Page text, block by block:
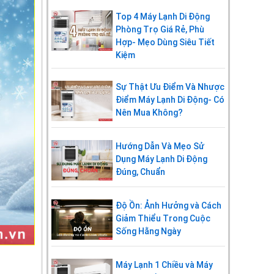
Top 4 Máy Lạnh Di Động
Phòng Trọ Giá Rẻ, Phù
Hợp- Mẹo Dùng Siêu Tiết
Kiệm
Sự Thật Ưu Điểm Và Nhược
Điểm Máy Lạnh Di Động- Có
Nên Mua Không?
Hướng Dẫn Và Mẹo Sử
Dụng Máy Lạnh Di Động
Đúng, Chuẩn
Độ Ồn: Ảnh Hưởng và Cách
Giảm Thiểu Trong Cuộc
Sống Hằng Ngày
Máy Lạnh 1 Chiều và Máy